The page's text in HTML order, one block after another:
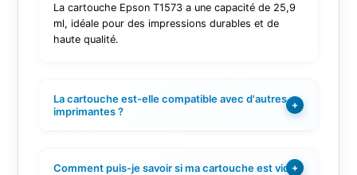
La cartouche Epson T1573 a une capacité de 25,9
ml, idéale pour des impressions durables et de
haute qualité.
La cartouche est-elle compatible avec d'autres
imprimantes ?
+
Comment puis-je savoir si ma cartouche est vide ?
+